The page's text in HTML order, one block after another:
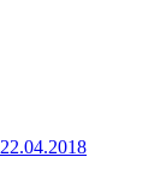
22.04.2018